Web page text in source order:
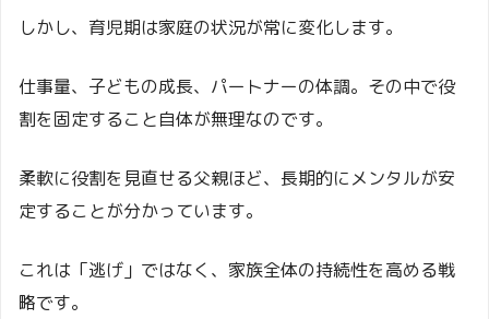
しかし、育児期は家庭の状況が常に変化します。
仕事量、子どもの成長、パートナーの体調。その中で役
割を固定すること自体が無理なのです。
柔軟に役割を見直せる父親ほど、長期的にメンタルが安
定することが分かっています。
これは「逃げ」ではなく、家族全体の持続性を高める戦
略です。